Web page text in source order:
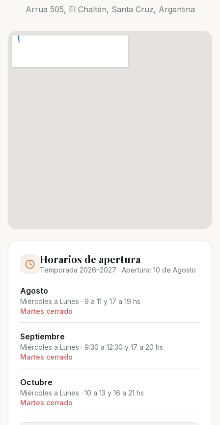
Arrua 505, El Chaltén, Santa Cruz, Argentina
Horarios de apertura
Temporada 2026–2027 · Apertura: 10 de Agosto
Agosto
Miércoles a Lunes · 9 a 11 y 17 a 19 hs
Martes cerrado
Septiembre
Miércoles a Lunes · 9:30 a 12:30 y 17 a 20 hs
Martes cerrado
Octubre
Miércoles a Lunes · 10 a 13 y 16 a 21 hs
Martes cerrado